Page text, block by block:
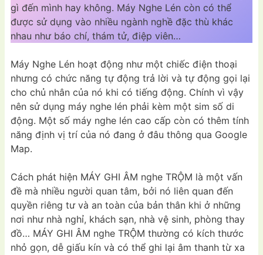
gì đến mình hay không. Máy Nghe Lén còn có thể
được sử dụng vào nhiều ngành nghề đặc thù khác
nhau như báo chí, thám tử, điệp viên…
Máy Nghe Lén hoạt động như một chiếc điện thoại
nhưng có chức năng tự động trả lời và tự động gọi lại
cho chủ nhân của nó khi có tiếng động. Chính vì vậy
nên sử dụng máy nghe lén phải kèm một sim số di
động. Một số máy nghe lén cao cấp còn có thêm tính
năng định vị trí của nó đang ở đâu thông qua Google
Map.
Cách phát hiện MÁY GHI ÂM nghe TRỘM là một vấn
đề mà nhiều người quan tâm, bởi nó liên quan đến
quyền riêng tư và an toàn của bản thân khi ở những
nơi như nhà nghỉ, khách sạn, nhà vệ sinh, phòng thay
đồ… MÁY GHI ÂM nghe TRỘM thường có kích thước
nhỏ gọn, dễ giấu kín và có thể ghi lại âm thanh từ xa